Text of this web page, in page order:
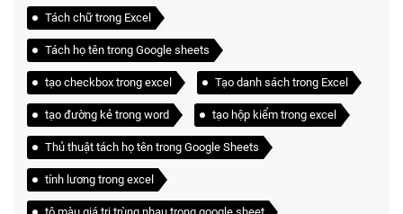
Tách chữ trong Excel
Tách họ tên trong Google sheets
tạo checkbox trong excel Tạo danh sách trong Excel
tạo đường kẻ trong word tạo hộp kiểm trong excel
Thủ thuật tách họ tên trong Google Sheets
tính lương trong excel